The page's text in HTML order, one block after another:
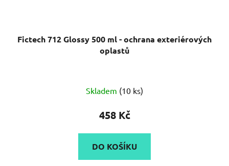
Fictech 712 Glossy 500 ml - ochrana exteriérových
oplastů
Skladem (10 ks)
458 Kč
DO KOŠÍKU